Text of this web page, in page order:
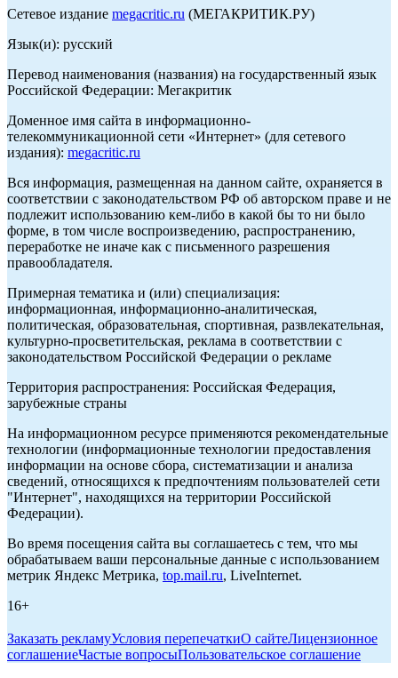
Сетевое издание megacritic.ru (МЕГАКРИТИК.РУ)
Язык(и): русский
Перевод наименования (названия) на государственный язык
Российской Федерации: Мегакритик
Доменное имя сайта в информационно-
телекоммуникационной сети «Интернет» (для сетевого
издания): megacritic.ru
Вся информация, размещенная на данном сайте, охраняется в
соответствии с законодательством РФ об авторском праве и не
подлежит использованию кем-либо в какой бы то ни было
форме, в том числе воспроизведению, распространению,
переработке не иначе как с письменного разрешения
правообладателя.
Примерная тематика и (или) специализация:
информационная, информационно-аналитическая,
политическая, образовательная, спортивная, развлекательная,
культурно-просветительская, реклама в соответствии с
законодательством Российской Федерации о рекламе
Территория распространения: Российская Федерация,
зарубежные страны
На информационном ресурсе применяются рекомендательные
технологии (информационные технологии предоставления
информации на основе сбора, систематизации и анализа
сведений, относящихся к предпочтениям пользователей сети
"Интернет", находящихся на территории Российской
Федерации).
Во время посещения сайта вы соглашаетесь с тем, что мы
обрабатываем ваши персональные данные с использованием
метрик Яндекс Метрика, top.mail.ru, LiveInternet.
16+
Заказать рекламуУсловия перепечаткиО сайтеЛицензионное
соглашениеЧастые вопросыПользовательское соглашение